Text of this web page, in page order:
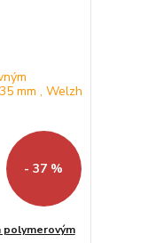
- 37 %
polymerovým